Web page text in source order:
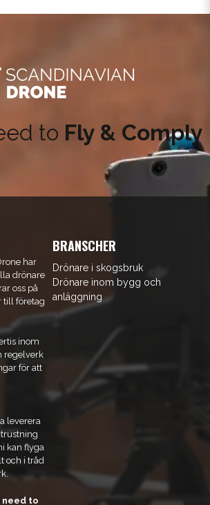
to Fly & Comply
har
drönare
oss på
till företag
inom
regelverk
för att
leverera
kan flyga
och i tråd
need to
BRANSCHER
Drönare i skogsbruk
Drönare inom bygg och
anläggning